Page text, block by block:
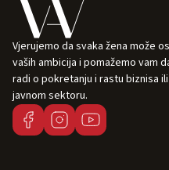
Vjerujemo da svaka žena može
vaših ambicija i pomažemo vam
radi o pokretanju i rastu biznisa
javnom sektoru.